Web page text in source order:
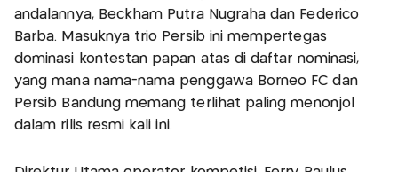
andalannya, Beckham Putra Nugraha dan Federico
Barba. Masuknya trio Persib ini mempertegas
dominasi kontestan papan atas di daftar nominasi,
yang mana nama-nama penggawa Borneo FC dan
Persib Bandung memang terlihat paling menonjol
dalam rilis resmi kali ini.